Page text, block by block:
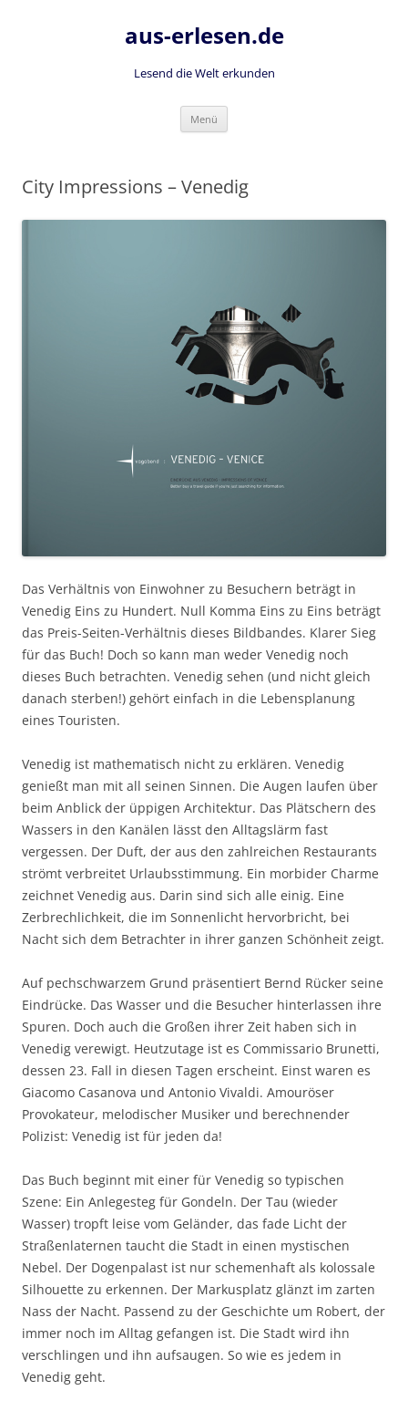
aus-erlesen.de
Lesend die Welt erkunden
Menü
City Impressions – Venedig
Das Verhältnis von Einwohner zu Besuchern beträgt in
Venedig Eins zu Hundert. Null Komma Eins zu Eins beträgt
das Preis-Seiten-Verhältnis dieses Bildbandes. Klarer Sieg
für das Buch! Doch so kann man weder Venedig noch
dieses Buch betrachten. Venedig sehen (und nicht gleich
danach sterben!) gehört einfach in die Lebensplanung
eines Touristen.
Venedig ist mathematisch nicht zu erklären. Venedig
genießt man mit all seinen Sinnen. Die Augen laufen über
beim Anblick der üppigen Architektur. Das Plätschern des
Wassers in den Kanälen lässt den Alltagslärm fast
vergessen. Der Duft, der aus den zahlreichen Restaurants
strömt verbreitet Urlaubsstimmung. Ein morbider Charme
zeichnet Venedig aus. Darin sind sich alle einig. Eine
Zerbrechlichkeit, die im Sonnenlicht hervorbricht, bei
Nacht sich dem Betrachter in ihrer ganzen Schönheit zeigt.
Auf pechschwarzem Grund präsentiert Bernd Rücker seine
Eindrücke. Das Wasser und die Besucher hinterlassen ihre
Spuren. Doch auch die Großen ihrer Zeit haben sich in
Venedig verewigt. Heutzutage ist es Commissario Brunetti,
dessen 23. Fall in diesen Tagen erscheint. Einst waren es
Giacomo Casanova und Antonio Vivaldi. Amouröser
Provokateur, melodischer Musiker und berechnender
Polizist: Venedig ist für jeden da!
Das Buch beginnt mit einer für Venedig so typischen
Szene: Ein Anlegesteg für Gondeln. Der Tau (wieder
Wasser) tropft leise vom Geländer, das fade Licht der
Straßenlaternen taucht die Stadt in einen mystischen
Nebel. Der Dogenpalast ist nur schemenhaft als kolossale
Silhouette zu erkennen. Der Markusplatz glänzt im zarten
Nass der Nacht. Passend zu der Geschichte um Robert, der
immer noch im Alltag gefangen ist. Die Stadt wird ihn
verschlingen und ihn aufsaugen. So wie es jedem in
Venedig geht.